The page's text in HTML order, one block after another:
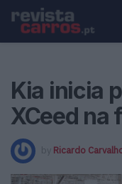
Kia inicia
XCeed na
by Ricardo